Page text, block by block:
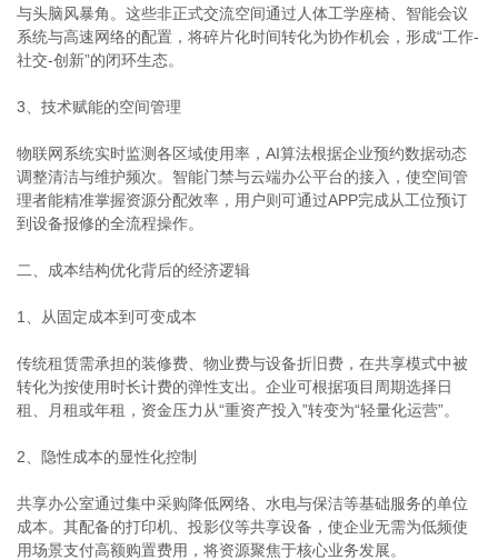
与头脑风暴角。这些非正式交流空间通过人体工学座椅、智能会议
系统与高速网络的配置，将碎片化时间转化为协作机会，形成“工作-
社交-创新”的闭环生态。
3、技术赋能的空间管理
物联网系统实时监测各区域使用率，AI算法根据企业预约数据动态
调整清洁与维护频次。智能门禁与云端办公平台的接入，使空间管
理者能精准掌握资源分配效率，用户则可通过APP完成从工位预订
到设备报修的全流程操作。
二、成本结构优化背后的经济逻辑
1、从固定成本到可变成本
传统租赁需承担的装修费、物业费与设备折旧费，在共享模式中被
转化为按使用时长计费的弹性支出。企业可根据项目周期选择日
租、月租或年租，资金压力从“重资产投入”转变为“轻量化运营”。
2、隐性成本的显性化控制
共享办公室通过集中采购降低网络、水电与保洁等基础服务的单位
成本。其配备的打印机、投影仪等共享设备，使企业无需为低频使
用场景支付高额购置费用，将资源聚焦于核心业务发展。